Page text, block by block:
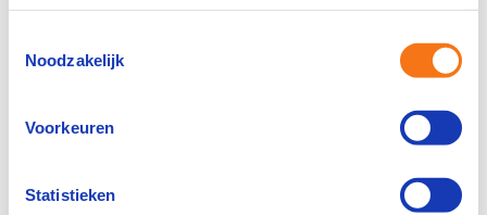
Noodzakelijk
Voorkeuren
Statistieken
gaat.
Kies de vestiging van jouw voorkeur